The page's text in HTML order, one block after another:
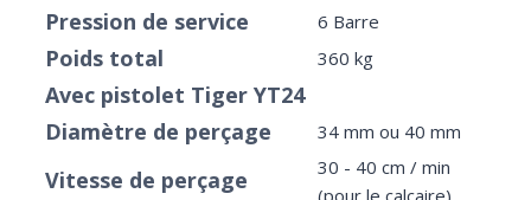
Pression de service 6 Barre
Poids total 360 kg
Avec pistolet Tiger YT24
Diamètre de perçage
34 mm ou 40 mm
Vitesse de perçage
30 - 40 cm / min
(pour le calcaire)